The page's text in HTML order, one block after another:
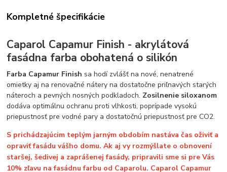
Kompletné špecifikácie
Caparol Capamur Finish - akrylátová
fasádna farba obohatená o silikón
Farba Capamur Finish sa hodí zvlášť na nové, nenatrené
omietky aj na renovačné nátery na dostatočne priľnavých starých
náteroch a pevných nosných podkladoch. Zosilnenie siloxanom
dodáva optimálnu ochranu proti vlhkosti, poprípade vysokú
priepustnosť pre vodné pary a dostatočnú priepustnosť pre CO2.
S prichádzajúcim teplým jarným obdobím nastáva čas oživiť a
opraviť fasádu vášho domu. Ak aj vy rozmýšlate o obnovení
staršej, šedivej a zaprášenej fasády, pripravili sme si pre Vás
10% zľavu na fasádnu farbu od Caparolu. Caparol Capamur